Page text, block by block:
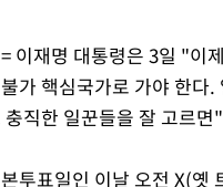
이재명 대통령은 3일 "이
가 핵심국가로 가야 한
직한 일꾼들을 잘 고르
투표일인 이날 오전 X(옛